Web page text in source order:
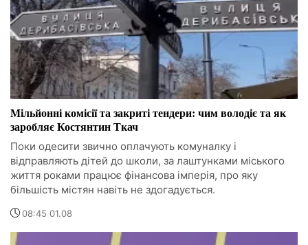
Мільйонні комісії та закриті тендери: чим володіє та як
заробляє Костянтин Ткач
Поки одесити звично оплачують комуналку і
відправляють дітей до школи, за лаштунками міського
життя роками працює фінансова імперія, про яку
більшість містян навіть не здогадується.
08:45 01.08